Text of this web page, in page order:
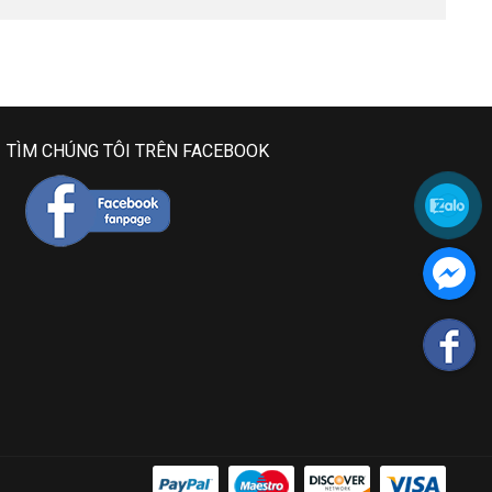
TÌM CHÚNG TÔI TRÊN FACEBOOK